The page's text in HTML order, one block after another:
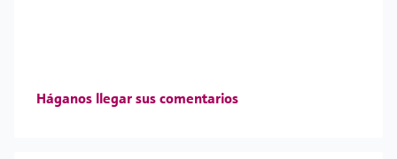
Háganos llegar sus comentarios